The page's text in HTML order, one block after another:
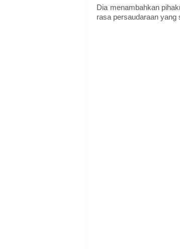
Dia menambahkan
rasa persaudaraan yang